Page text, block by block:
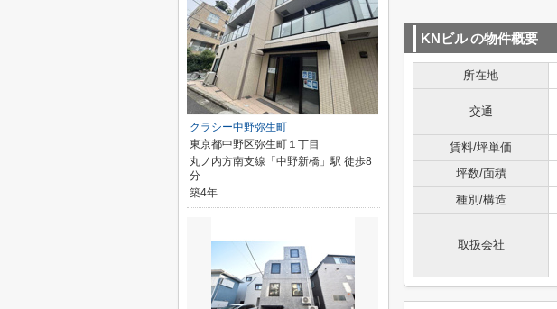
KNビルの物件概要
所在地
交通
賃料/坪単価
坪数/面積
種別/構造
取扱会社
クラシー中野弥生町
東京都中野区弥生町１丁目
丸ノ内方南支線「中野新橋」駅 徒歩8
分
築4年